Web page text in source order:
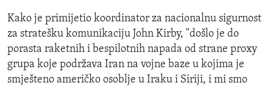
Kako je primijetio koordinator za nacionalnu sigurnost
za stratešku komunikaciju John Kirby, "došlo je do
porasta raketnih i bespilotnih napada od strane proxy
grupa koje podržava Iran na vojne baze u kojima je
smješteno američko osoblje u Iraku i Siriji, i mi smo